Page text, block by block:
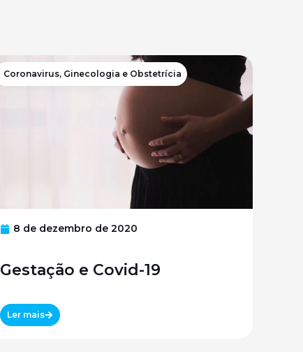
Coronavirus, Ginecologia e Obstetrícia
8 de dezembro de 2020
Gestação e Covid-19
Ler mais